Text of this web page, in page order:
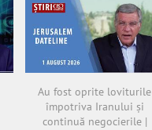
Au fost oprite loviturile
împotriva Iranului și
continuă negocierile |